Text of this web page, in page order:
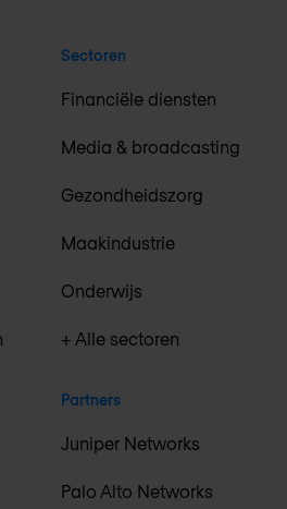
Sectoren
Financiële diensten
Media & broadcasting
Gezondheidszorg
Maakindustrie
Onderwijs
+ Alle sectoren
Partners
Juniper Networks
Palo Alto Networks